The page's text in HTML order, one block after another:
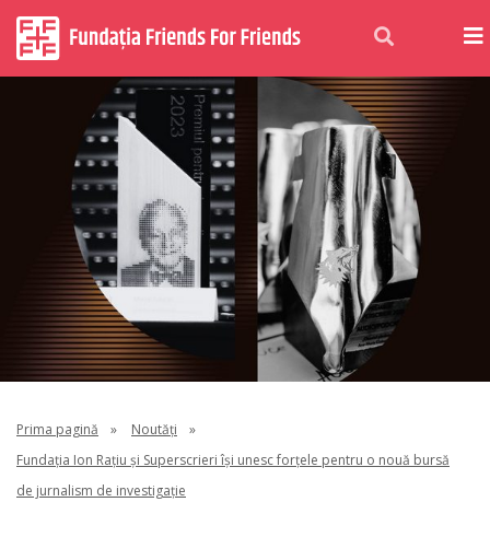
Prima pagină » Noutăți
»
Fundația Ion Rațiu și Superscrieri își unesc forțele pentru o nouă bursă
de jurnalism de investigație